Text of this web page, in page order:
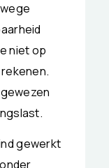
niet op
gewerkt